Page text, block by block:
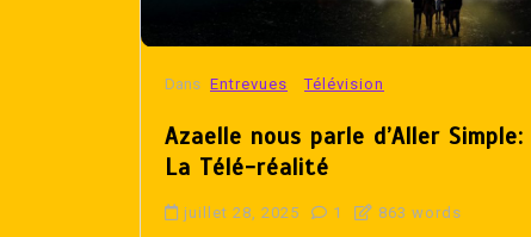
Dans Entrevues Télévision
Azaelle nous parle d’Aller Simple:
La Télé-réalité
juillet 28, 2025 1 863 words